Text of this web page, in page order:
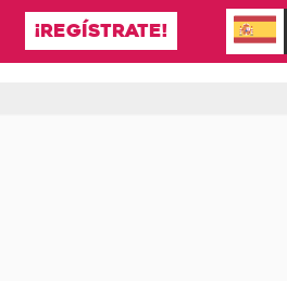
¡REGÍSTRATE!